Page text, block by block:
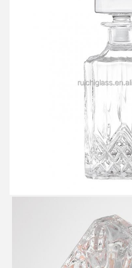
메시지를
곧 다시 연